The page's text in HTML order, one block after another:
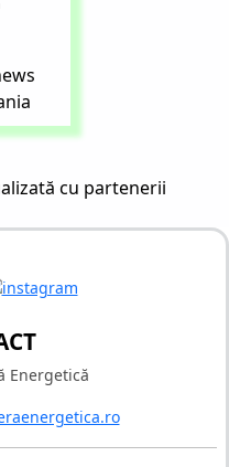
cu partenerii
Energetică